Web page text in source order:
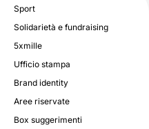
Sport
Solidarietà e fundraising
5xmille
Ufficio stampa
Brand identity
Aree riservate
Box suggerimenti